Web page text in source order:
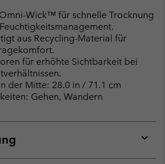
Wick™ für schnelle Trocknung
aus Recycling-Material für
für erhöhte Sichtbarkeit bei
der Mitte: 28.0 in / 71.1 cm
Gehen, Wandern
or